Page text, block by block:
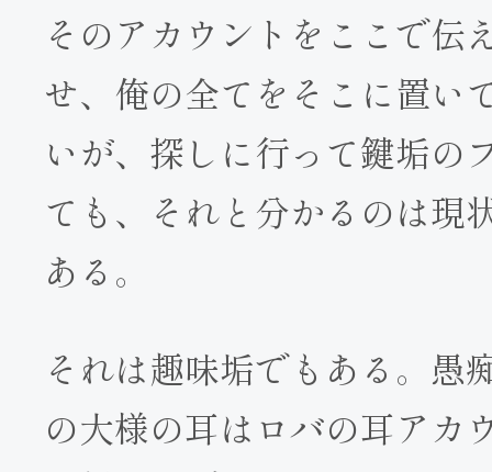
そのアカウントをここで伝
せ、俺の全てをそこに置い
いが、探しに行って鍵垢の
ても、それと分かるのは現
ある。
それは趣味垢でもある。愚
の大様の耳はロバの耳アカ